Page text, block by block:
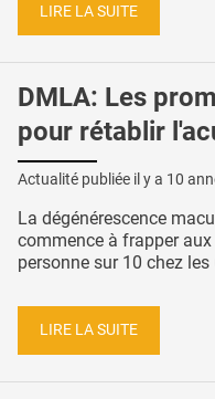
LIRE LA SUITE
DMLA: Les
pour rétablir
Actualité publiée il y a 10
La dégénérescence
commence à frapper
personne sur 10 chez
LIRE LA SUITE